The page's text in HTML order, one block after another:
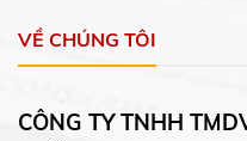
VỀ CHÚNG TÔI
CÔNG TY TNHH